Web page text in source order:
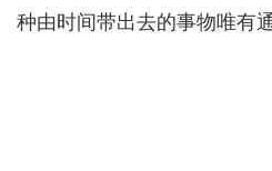
种由时间带出去的事物唯有